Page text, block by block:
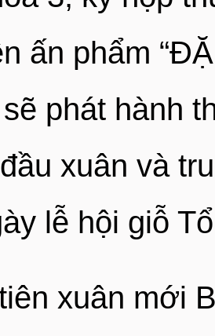
ấn phẩm
phát hành
xuân và
lễ hội giỗ
xuân mới